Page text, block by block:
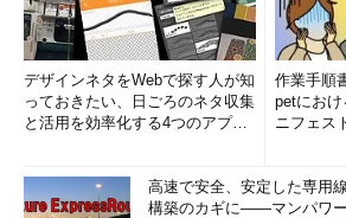
デザインネタをWebで探す人が知
っておきたい、日ごろのネタ収集
と活用を効率化する4つのアプリ
作業手順
petにお
ニフェス
高速で安全、安定した専用
構築のカギに――マンパワ